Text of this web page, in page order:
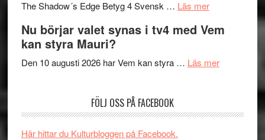
Artipelag
samtal
teater
The Shadow´s Edge Betyg 4 Svensk … Läs merom
Filmrecension:
The
´s
och
Nu börjar valet synas i tv4 med Vem
kan styra Mauri?
Den 10 augusti 2026 har Vem kan styra … Läs merom
synas
FÖLJ OSS PÅ FACEBOOK
Här hittar du Kulturbloggen på Facebook.